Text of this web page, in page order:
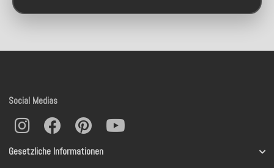
Gesetzliche Informationen
Social Medias